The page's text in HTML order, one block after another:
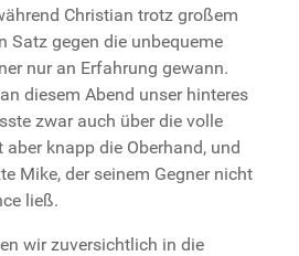
Christian trotz großem
Satz gegen die unbequeme
nur an Erfahrung gewann.
diesem Abend unser hinteres
zwar auch über die volle
knapp die Oberhand, und
Mike, der seinem Gegner nicht
ließ.
wir zuversichtlich in die